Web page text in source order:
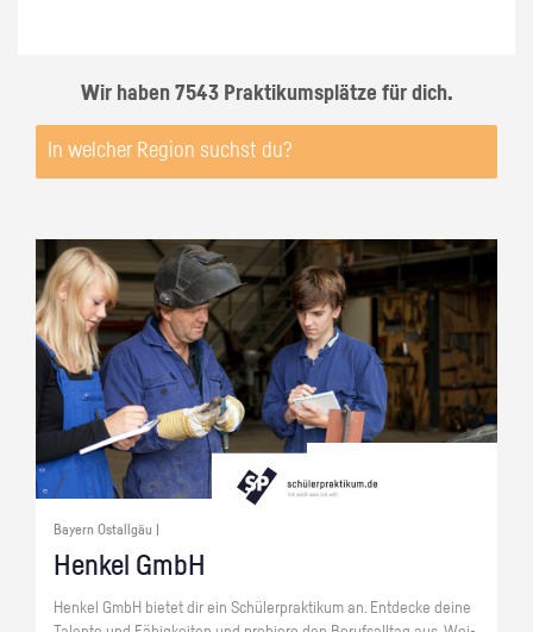
Wir haben 7543 Praktikumsplätze für dich.
Bayern Ostallgäu |
Hen­kel GmbH
Hen­kel GmbH bie­tet dir ein Schü­ler­prak­ti­kum an. Ent­de­cke deine